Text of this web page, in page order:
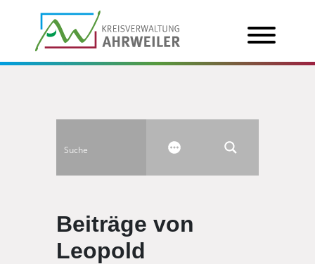
Beiträge von
Leopold